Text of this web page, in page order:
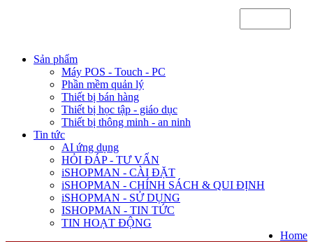
Sản phẩm
Máy POS - Touch - PC
Phần mềm quản lý
Thiết bị bán hàng
Thiết bị học tập - giáo dục
Thiết bị thông minh - an ninh
Tin tức
AI ứng dụng
HỎI ĐÁP - TƯ VẤN
iSHOPMAN - CÀI ĐẶT
iSHOPMAN - CHÍNH SÁCH & QUI ĐỊNH
iSHOPMAN - SỬ DỤNG
ISHOPMAN - TIN TỨC
TIN HOẠT ĐỘNG
Home